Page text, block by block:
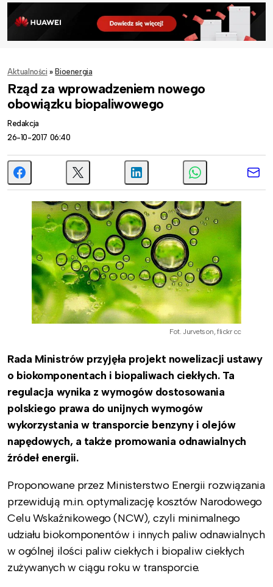
Aktualności » Bioenergia
Rząd za wprowadzeniem nowego
obowiązku biopaliwowego
Redakcja
26-10-2017 06:40
Fot. Jurvetson, flickr cc
Rada Ministrów przyjęła projekt nowelizacji ustawy
o biokomponentach i biopaliwach ciekłych. Ta
regulacja wynika z wymogów dostosowania
polskiego prawa do unijnych wymogów
wykorzystania w transporcie benzyny i olejów
napędowych, a także promowania odnawialnych
źródeł energii.
Proponowane przez Ministerstwo Energii rozwiązania
przewidują m.in. optymalizację kosztów Narodowego
Celu Wskaźnikowego (NCW), czyli minimalnego
udziału biokomponentów i innych paliw odnawialnych
w ogólnej ilości paliw ciekłych i biopaliw ciekłych
zużywanych w ciągu roku w transporcie.